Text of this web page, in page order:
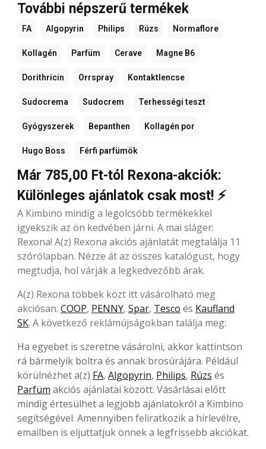
További népszerű termékek
FA Algopyrin Philips Rúzs Normaflore
Kollagén Parfüm Cerave Magne B6
Dorithricin Orrspray Kontaktlencse
Sudocrema Sudocrem Terhességi teszt
Gyógyszerek Bepanthen Kollagén por
Hugo Boss Férfi parfümök
Már 785,00 Ft-tól Rexona-akciók:
Különleges ajánlatok csak most! ⚡
A Kimbino mindig a legolcsóbb termékekkel
igyekszik az ön kedvében járni. A mai sláger:
Rexona! A(z) Rexona akciós ajánlatát megtalálja 11
szórólapban. Nézze át az összes katalógust, hogy
megtudja, hol várják a legkedvezőbb árak.
A(z) Rexona többek közt itt vásárolható meg
akciósan: COOP, PENNY, Spar, Tesco és Kaufland
SK. A következő reklámújságokban találja meg:
Ha egyebet is szeretne vásárolni, akkor kattintson
rá bármelyik boltra és annak brosúrájára. Például
körülnézhet a(z) FA, Algopyrin, Philips, Rúzs és
Parfüm akciós ajánlatai között. Vásárlásai előtt
mindig értesülhet a legjobb ajánlatokról a Kimbino
segítségével. Amennyiben feliratkozik a hírlevélre,
emailben is eljuttatjuk önnek a legfrissebb akciókat.